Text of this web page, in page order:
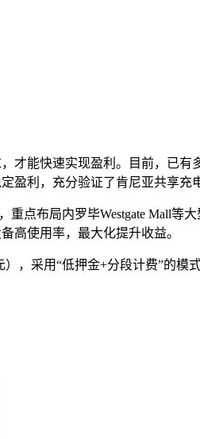
才能快速实现盈利。目前，已有
利，充分验证了肯尼亚共享充
点布局内罗毕Westgate Mall
高使用率，最大化提升收益。
，采用“低押金+分段计费”的